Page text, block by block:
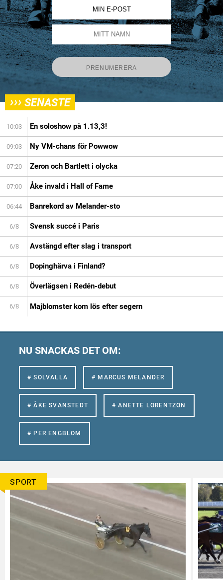
››› SENASTE
10:03 En soloshow på 1.13,3!
09:03 Ny VM-chans för Powwow
07:20 Zeron och Bartlett i olycka
07:00 Åke invald i Hall of Fame
06:44 Banrekord av Melander-sto
6/8 Svensk succé i Paris
6/8 Avstängd efter slag i transport
6/8 Dopinghärva i Finland?
6/8 Överlägsen i Redén-debut
6/8 Majblomster kom lös efter segern
NU SNACKAS DET OM:
# SOLVALLA # MARCUS MELANDER
# ÅKE SVANSTEDT # ANETTE LORENTZON
# PER ENGBLOM
SPORT